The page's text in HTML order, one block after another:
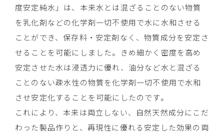
度安定純水」は、本来水とは混ざることのない物質
を乳化剤などの化学剤一切不使用で水に水和させる
ことができ、保存料・安定剤なく、物質成分を安定さ
せることを可能にしました。きめ細かく密度を高め
安定させた水は浸透力に優れ、油分など水と混ざる
ことのない疎水性の物質を化学剤一切不使用で水和
させ安定化することを可能にしたのです。
これにより、本来は両立しない、自然天然成分にこだ
わった製品作りと、再現性に優れる安定した効果の両